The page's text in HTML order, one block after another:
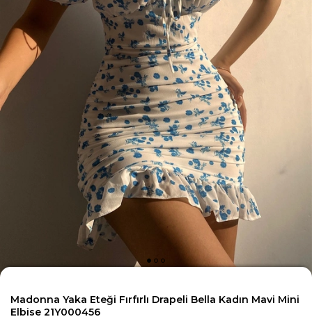
Madonna Yaka Eteği Fırfırlı Drapeli Bella Kadın Mavi Mini
Elbise 21Y000456